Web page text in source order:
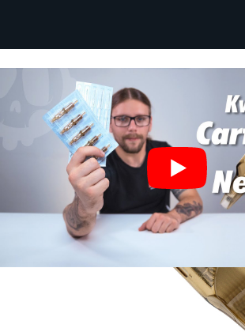
Sichere dir kostenlosen
Deutschland ab 100 €